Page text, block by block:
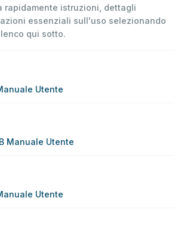
rapidamente istruzioni, dettagli
essenziali sull'uso selezionando
qui sotto.
Utente
Manuale Utente
Utente